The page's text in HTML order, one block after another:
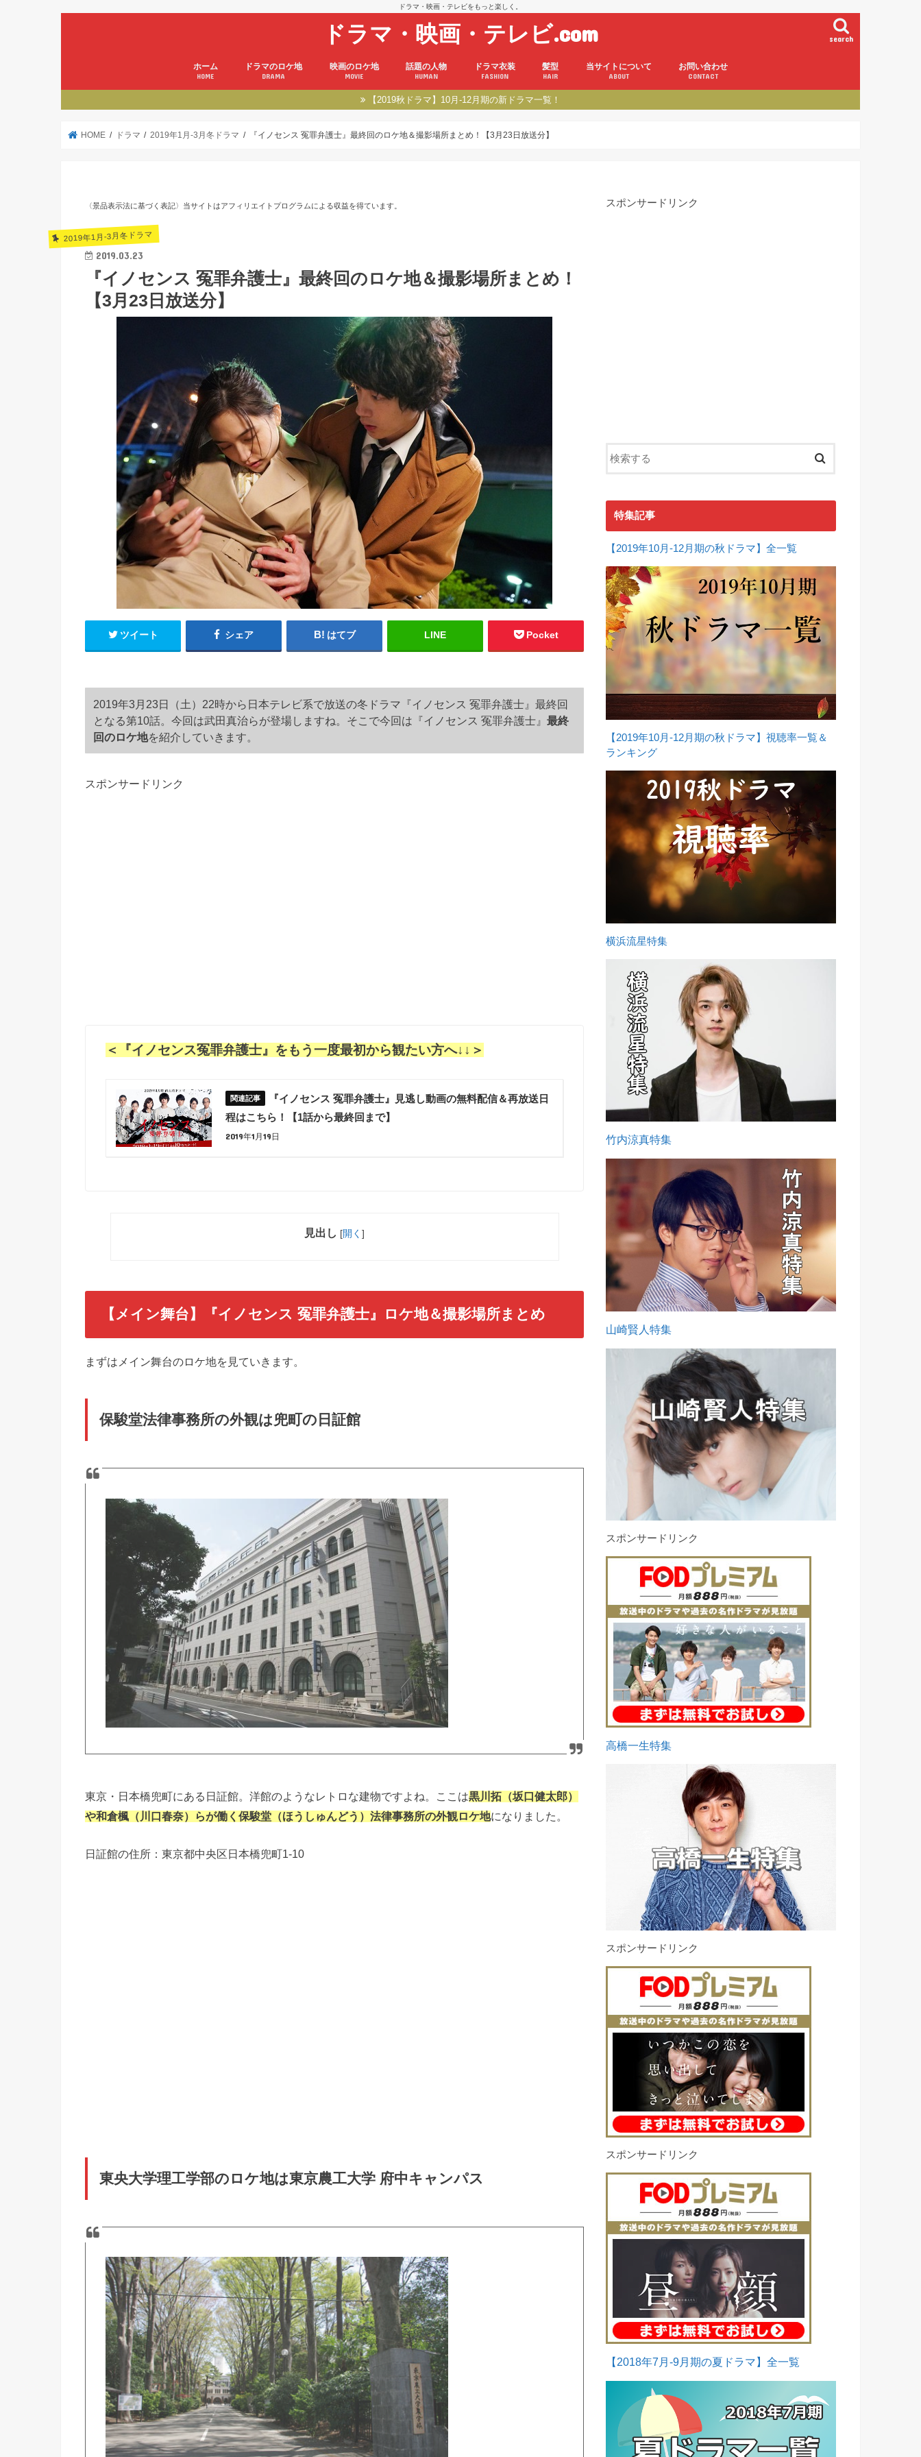
ドラマ・映画・テレビをもっと楽しく。
ドラマ・映画・テレビ.com search
ホーム
HOME
ドラマのロケ地
DRAMA
映画のロケ地
MOVIE
話題の人物
HUMAN
ドラマ衣装
FASHION
髪型
HAIR
当サイトについて
ABOUT
お問い合わせ
CONTACT
【2019秋ドラマ】10月-12月期の新ドラマ一覧！
HOME ドラマ 2019年1月-3月冬ドラマ 『イノセンス 冤罪弁護士』最終回のロケ地＆撮影場所まとめ！【3月23日放送分】
〈景品表示法に基づく表記〉当サイトはアフィリエイトプログラムによる収益を得ています。
2019年1月-3月冬ドラマ
2019.03.23
『イノセンス 冤罪弁護士』最終回のロケ地＆撮影場所まとめ！
【3月23日放送分】
ツイート シェア はてブ LINE Pocket
2019年3月23日（土）22時から日本テレビ系で放送の冬ドラマ『イノセンス 冤罪弁護士』最終回
となる第10話。今回は武田真治らが登場しますね。そこで今回は『イノセンス 冤罪弁護士』 最終
回のロケ地を紹介していきます。
スポンサードリンク
＜『イノセンス冤罪弁護士』をもう一度最初から観たい方へ↓↓＞
『イノセンス 冤罪弁護士』見逃し動画の無料配信＆再放送日
程はこちら！【1話から最終回まで】
2019年1月19日
見出し [開く ]
【メイン舞台】『イノセンス 冤罪弁護士』ロケ地＆撮影場所まとめ
まずはメイン舞台のロケ地を見ていきます。
保駿堂法律事務所の外観は兜町の日証館
東京・日本橋兜町にある日証館。洋館のようなレトロな建物ですよね。ここは黒川拓（坂口健太郎）
や和倉楓（川口春奈）らが働く保駿堂（ほうしゅんどう）法律事務所の外観ロケ地になりました。
日証館の住所：東京都中央区日本橋兜町1-10
東央大学理工学部のロケ地は東京農工大学 府中キャンパス
スポンサードリンク
特集記事
【2019年10月-12月期の秋ドラマ】全一覧
【2019年10月-12月期の秋ドラマ】視聴率一覧＆
ランキング
横浜流星特集
竹内涼真特集
山崎賢人特集
スポンサードリンク
高橋一生特集
スポンサードリンク
スポンサードリンク
【2018年7月-9月期の夏ドラマ】全一覧